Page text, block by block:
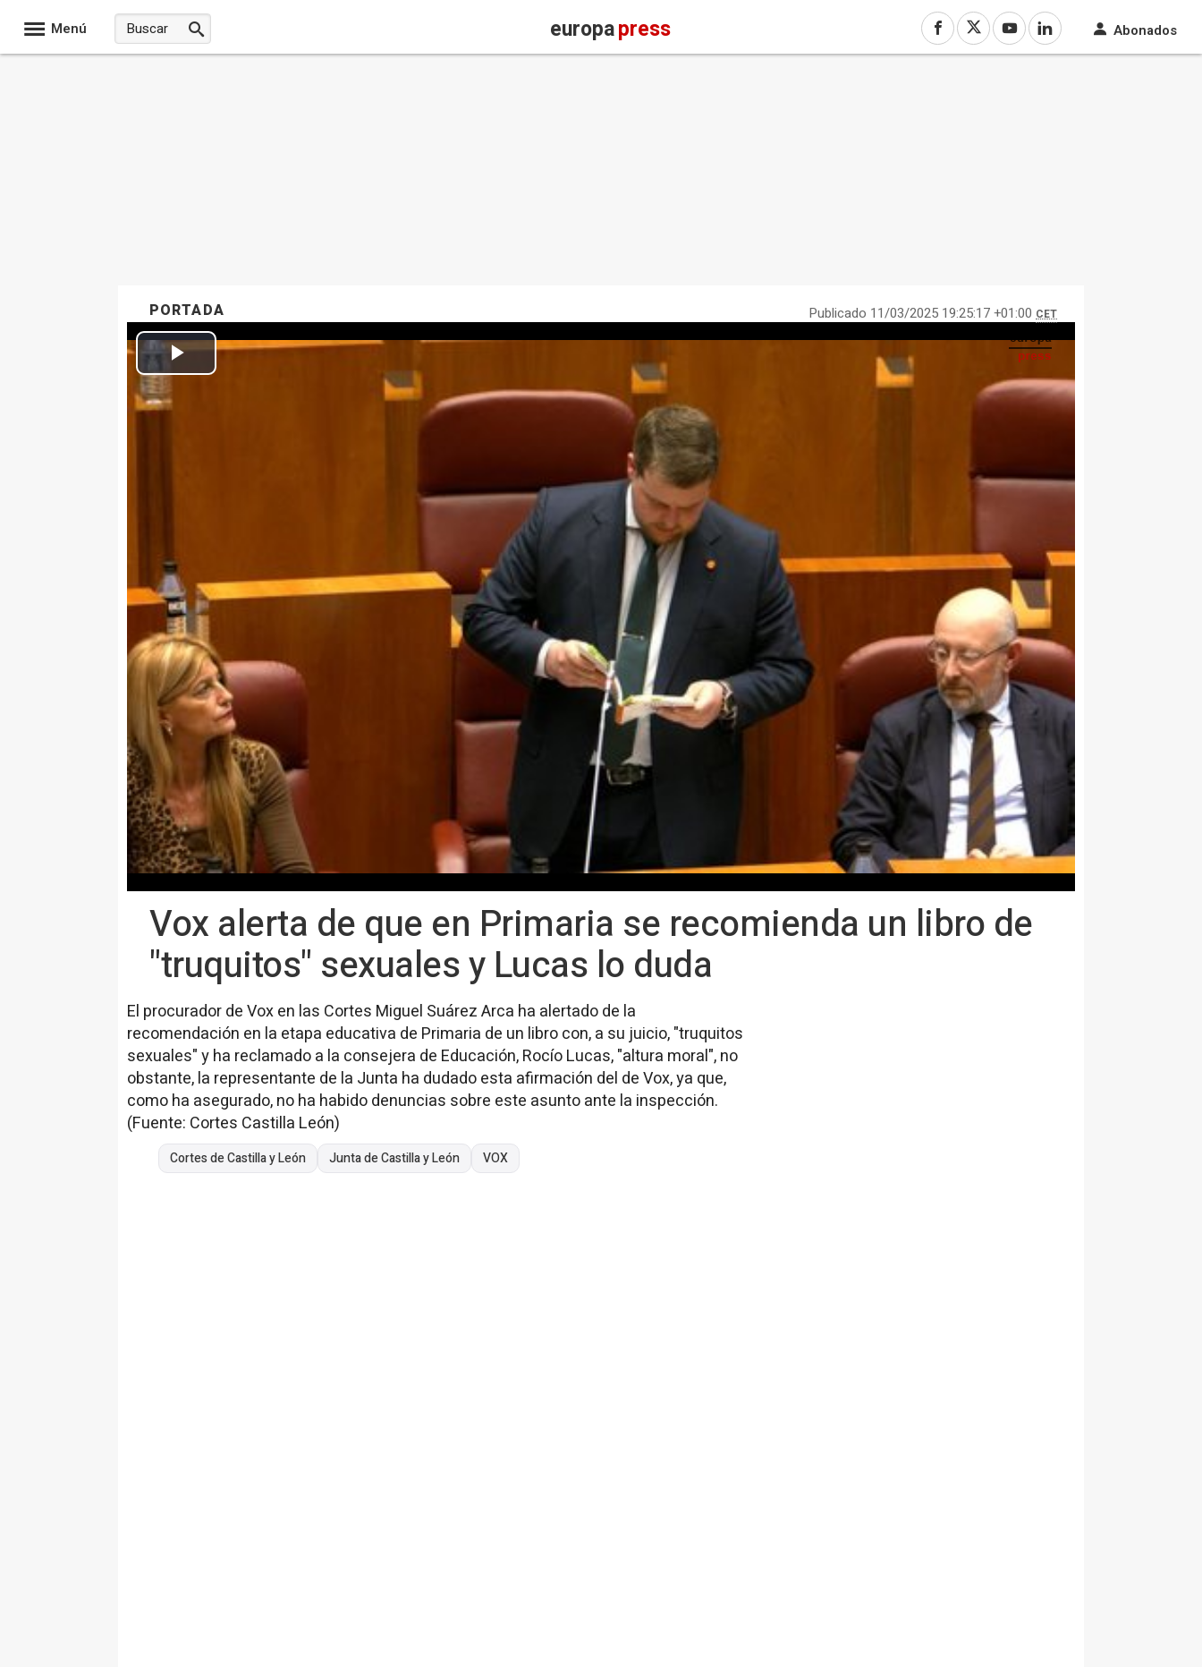
Menú europapress Abonados
PORTADA Publicado 11/03/2025 19:25:17 +01:00 CET
Vox alerta de que en Primaria se recomienda un libro de
"truquitos" sexuales y Lucas lo duda
El procurador de Vox en las Cortes Miguel Suárez Arca ha alertado de la
recomendación en la etapa educativa de Primaria de un libro con, a su juicio, "truquitos
sexuales" y ha reclamado a la consejera de Educación, Rocío Lucas, "altura moral", no
obstante, la representante de la Junta ha dudado esta afirmación del de Vox, ya que,
como ha asegurado, no ha habido denuncias sobre este asunto ante la inspección.
(Fuente: Cortes Castilla León)
Cortes de Castilla y León Junta de Castilla y León VOX